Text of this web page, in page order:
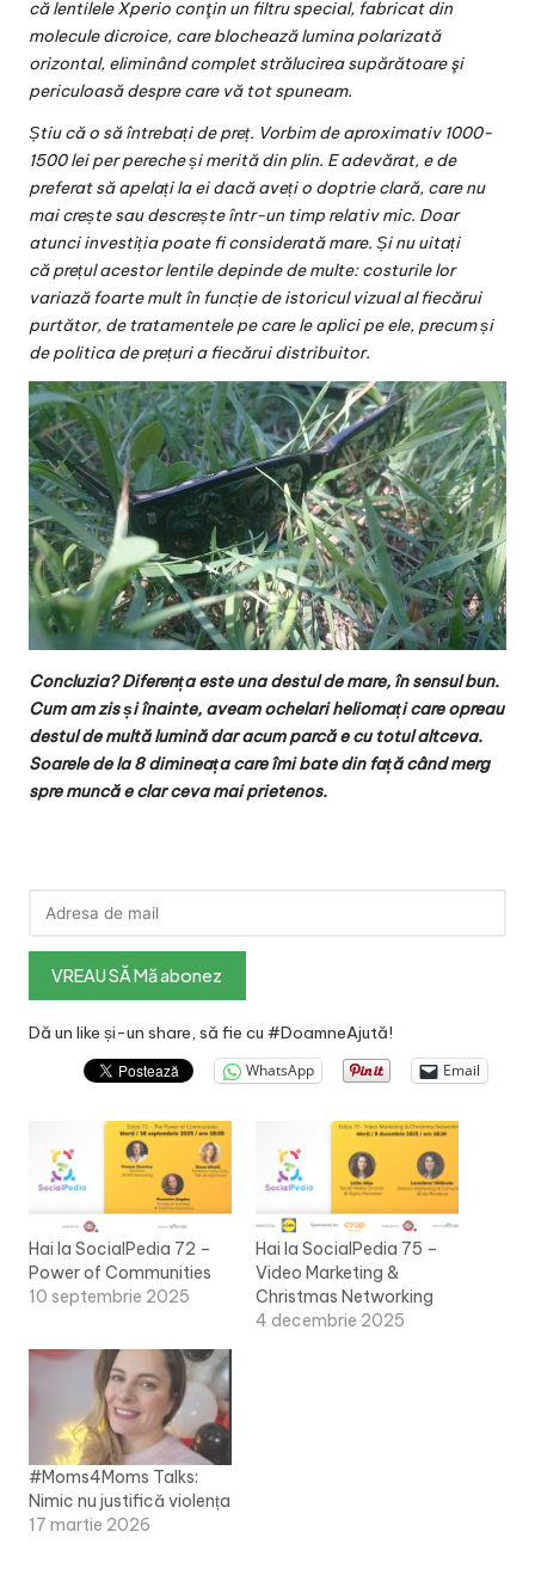
că lentilele Xperio conţin un filtru special, fabricat din
molecule dicroice, care blochează lumina polarizată
orizontal, eliminând complet strălucirea supărătoare şi
periculoasă despre care vă tot spuneam.
Știu că o să întrebați de preț. Vorbim de aproximativ 1000-
1500 lei per pereche și merită din plin. E adevărat, e de
preferat să apelați la ei dacă aveți o doptrie clară, care nu
mai crește sau descrește într-un timp relativ mic. Doar
atunci investiția poate fi considerată mare. Și nu uitați
că prețul acestor lentile depinde de multe: costurile lor
variază foarte mult în funcție de istoricul vizual al fiecărui
purtător, de tratamentele pe care le aplici pe ele, precum și
de politica de prețuri a fiecărui distribuitor.
Concluzia? Diferența este una destul de mare, în sensul bun.
Cum am zis și înainte, aveam ochelari heliomați care opreau
destul de multă lumină dar acum parcă e cu totul altceva.
Soarele de la 8 dimineața care îmi bate din față când merg
spre muncă e clar ceva mai prietenos.
Dă un like și-un share, să fie cu #DoamneAjută!
WhatsApp Email
Hai la SocialPedia 72 –
Power of Communities
10 septembrie 2025
Hai la SocialPedia 75 –
Video Marketing &
Christmas Networking
4 decembrie 2025
#Moms4Moms Talks:
Nimic nu justifică violența
17 martie 2026